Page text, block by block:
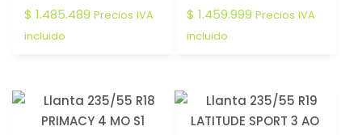
$ 1.485.489 Precios IVA
incluido
$ 1.459.999 Precios IVA
incluido